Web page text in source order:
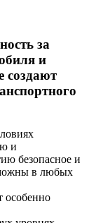
за
и
создают
и
безопасное и
в любых
особенно